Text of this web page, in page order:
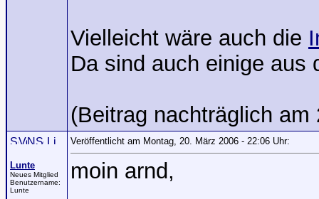
Vielleicht wäre auch die
Da sind auch einige aus
(Beitrag nachträglich
Lunte
Neues Mitglied
Benutzername:
Lunte
Veröffentlicht am Montag, 20. März 2006 - 22:06 Uhr:
moin arnd,